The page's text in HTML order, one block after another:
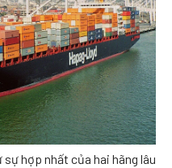
sự hợp nhất của hai hãng lâu